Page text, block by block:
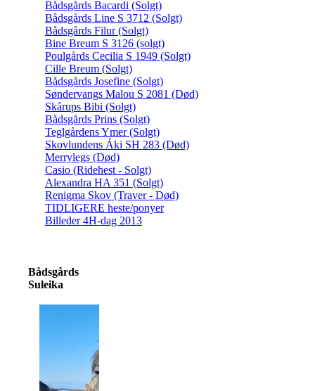
Bådsgårds Bacardi (Solgt)
Bådsgårds Line S 3712 (Solgt)
Bådsgårds Filur (Solgt)
Bine Breum S 3126 (solgt)
Poulgårds Cecilia S 1949 (Solgt)
Cille Breum (Solgt)
Bådsgårds Josefine (Solgt)
Søndervangs Malou S 2081 (Død)
Skårups Bibi (Solgt)
Bådsgårds Prins (Solgt)
Teglgårdens Ymer (Solgt)
Skovlundens Áki SH 283 (Død)
Merrylegs (Død)
Casio (Ridehest - Solgt)
Alexandra HA 351 (Solgt)
Renigma Skov (Traver - Død)
TIDLIGERE heste/ponyer
Billeder 4H-dag 2013
Bådsgårds
Suleika